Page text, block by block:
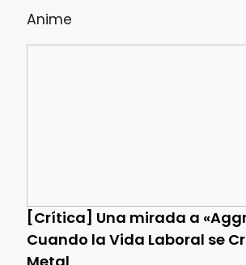
Anime
[Crítica] Una mirada a
Cuando la Vida Laboral se
Metal